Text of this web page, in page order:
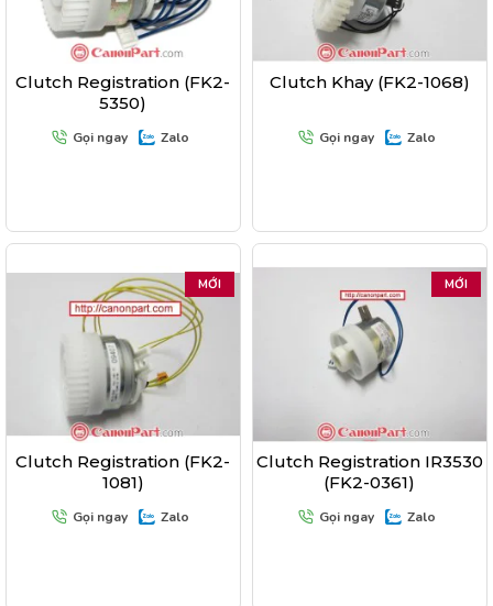
Clutch Registration (FK2-
5350)
Gọi ngay Zalo
Clutch Khay (FK2-1068)
Gọi ngay Zalo
MỚI
Clutch Registration (FK2-
1081)
Gọi ngay Zalo
MỚI
Clutch Registration IR3530
(FK2-0361)
Gọi ngay Zalo